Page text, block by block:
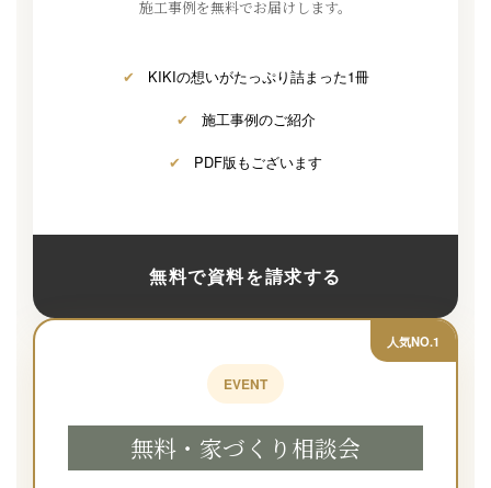
施工事例を無料でお届けします。
✔ KIKIの想いがたっぷり詰まった1冊
✔ 施工事例のご紹介
✔ PDF版もございます
無料で資料を請求する
人気NO.1
EVENT
無料・家づくり相談会